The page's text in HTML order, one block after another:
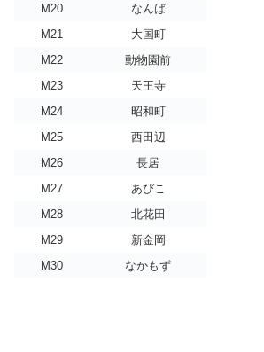
M20
なんば
M21
大国町
M22
動物園前
M23
天王寺
M24
昭和町
M25
西田辺
M26
長居
M27
あびこ
M28
北花田
M29
新金岡
M30
なかもず